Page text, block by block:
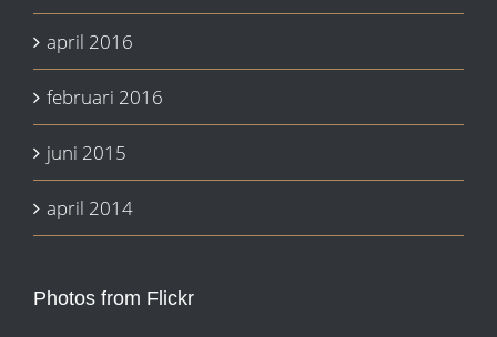
april 2016
februari 2016
juni 2015
april 2014
Photos from Flickr